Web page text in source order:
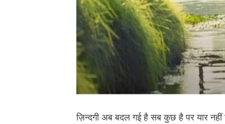
ज़िन्दगी अब बदल गई है सब कुछ है पर यार